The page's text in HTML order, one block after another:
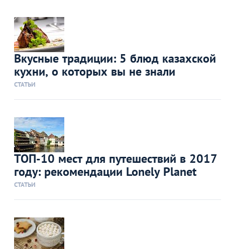
Вкусные традиции: 5 блюд казахской
кухни, о которых вы не знали
СТАТЬИ
ТОП-10 мест для путешествий в 2017
году: рекомендации Lonely Planet
СТАТЬИ